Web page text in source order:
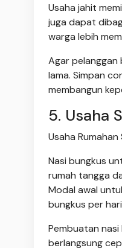
Usaha jahit
juga dapat
warga lebih
Agar pelanggan
lama. Simpan
membangun
5. Usaha
Usaha
Nasi bungkus
rumah tangga
Modal awal
bungkus per
Pembuatan
berlangsung